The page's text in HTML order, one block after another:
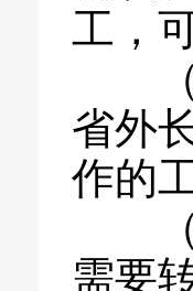
工，
（
省外
作的
（
需要